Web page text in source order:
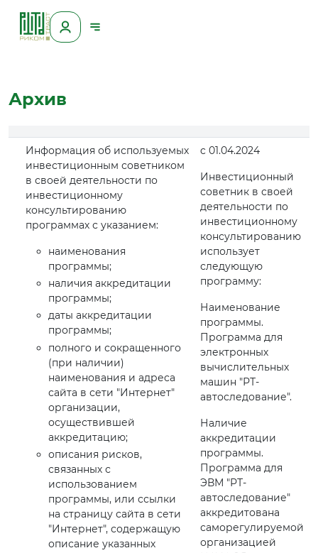
Архив
Информация об используемых
инвестиционным советником
в своей деятельности по
инвестиционному
консультированию
программах с указанием:
наименования
программы;
наличия аккредитации
программы;
даты аккредитации
программы;
полного и сокращенного
(при наличии)
наименования и адреса
сайта в сети "Интернет"
организации,
осуществившей
аккредитацию;
описания рисков,
связанных с
использованием
программы, или ссылки
на страницу сайта в сети
"Интернет", содержащую
описание указанных
c 01.04.2024
Инвестиционный
советник в своей
деятельности по
инвестиционному
консультированию
использует
следующую
программу:
Наименование
программы.
Программа для
электронных
вычислительных
машин "РТ-
автоследование".
Наличие
аккредитации
программы.
Программа для
ЭВМ "РТ-
автоследование"
аккредитована
саморегулируемой
организацией